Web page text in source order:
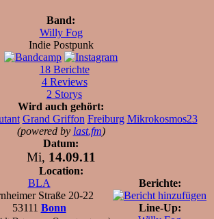
Band:
Willy Fog
Indie Postpunk
18 Berichte
4 Reviews
2 Storys
Wird auch gehört:
Grand Griffon Freiburg Mikrokosmos23
(powered by last.fm)
Datum:
Mi, 14.09.11
Location:
BLA
Straße 20-22
53111 Bonn
Berichte:
Line-Up: